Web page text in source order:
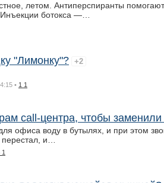
летом. Антиперспиранты
ботокса —…
"Лимонку"? +2
• 1 1
call-центра, чтобы
офиса воду в бутылях, и при этом
перестал, и…
1